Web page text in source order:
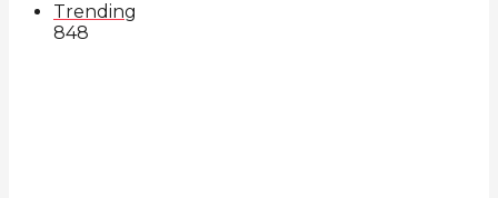
Trending
848